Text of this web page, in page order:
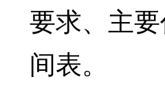
要求、主
间表。